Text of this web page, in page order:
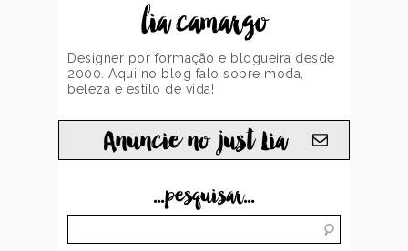
lia camargo
Designer por formação e blogueira desde
2000. Aqui no blog falo sobre moda,
beleza e estilo de vida!
Anuncie no just Lia
...pesquisar...